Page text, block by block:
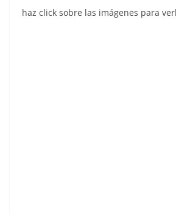
haz click sobre las imágenes para